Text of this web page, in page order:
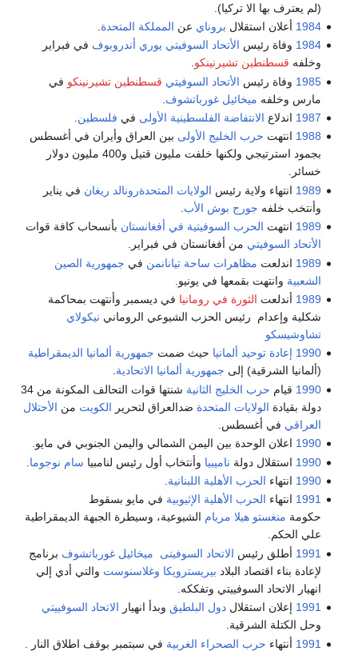
(لم يعترف بها الا تركيا).
1984 أعلان استقلال بروناي عن المملكة المتحدة
1984 وفاة رئيس الأتحاد السوفيتي يوري أندروبوف في فبراير
وخلفه قسطنطين تشيرنينكو.
1985 وفاة رئيس الأتحاد السوفيتي قسطنطين تشيرنينكو في
مارس وخلفه ميخائيل غورباتشوف
1987 اندلاع الانتفاضة الفلسطينية الأولى في فلسطين
1988 انتهت حرب الخليج الأولى بين العراق وأيران في أغسطس
بجمود استرتيجي ولكنها خلفت مليون قتيل و400 مليون دولار
خسائر.
1989 انتهاء ولاية رئيس الولايات المتحدةرونالد ريغان في يناير
وأنتخب خلفه جورج بوش الأب
1989 انتهت الحرب السوفيتية في أفغانستان بأنسحاب كافة قوات
الأتحاد السوفيتي من أفغانستان في فبراير.
1989 اندلعت مظاهرات ساحة تيانانمن في جمهورية الصين
الشعبية وانتهت بقمعها في يونيو.
1989 أندلعت الثورة في رومانيا في ديسمبر وأنتهت بمحاكمة
شكلية وإعدام رئيس الحزب الشيوعي الروماني نيكولاي
تشاوشيسكو
1990 إعادة توحيد ألمانيا حيث ضمت جمهورية ألمانيا الديمقراطية
(ألمانيا الشرقية) إلى جمهورية ألمانيا الاتحادية.
1990 قيام حرب الخليج الثانية
شنتها قوات التحالف المكونة من 34
دولة بقيادة الولايات المتحدة ضدالعراق لتحرير الكويت من الأحتلال
العراقي في أغسطس.
1990 اعلان الوحدة بين اليمن الشمالي واليمن الجنوبي في مايو.
1990 استقلال دولة ناميبيا وأنتخاب أول رئيس لنامبيا سام نوجوما
1990 انتهاء الحرب الأهلية اللبنانية
1991 انتهاء الحرب الأهلية الإثيوبية في مايو بسقوط
حكومة منغستو هيلا مريام الشيوعية، وسيطرة الجبهة الديمقراطية
علي الحكم.
1991 أطلق رئيس الاتحاد السوفيتى ميخائيل غورباتشوف برنامج
لإعادة بناء اقتصاد البلاد بيريسترويكا وغلاسنوست والتي أدي إلي
انهيار الاتحاد السوفييتي وتفككه.
1991 إعلان استقلالدول البلطيق وبدأ انهيار الاتحاد السوفييتي
وحل الكتلة الشرقية.
1991 أنتهاء حرب الصحراء الغربية في سبتمبر بوقف اطلاق النار .